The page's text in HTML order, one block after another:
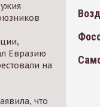
Евразию
на
что